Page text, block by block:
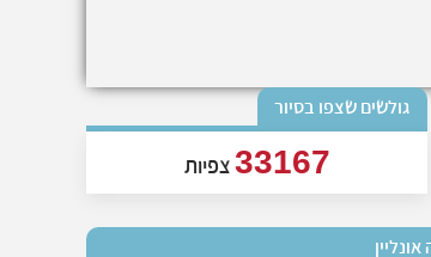
גולשים שצפו בסיור
33167צפיות